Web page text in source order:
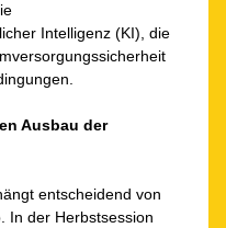
Intelligenz (KI), die
Ausbau der
entscheidend von
In der Herbstsession